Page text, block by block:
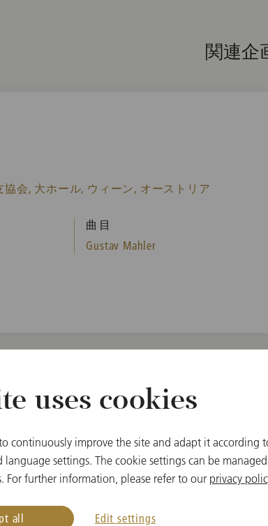
関連企
協会, 大ホール, ウィーン, オーストリア
曲目
Gustav Mahler
協会, 大ホール, ウィーン, オーストリア
曲目
uses cookies
continuously improve the site and adapt it according
settings. The cookie settings can be
For further information, please refer to our privacy
Edit settings
all